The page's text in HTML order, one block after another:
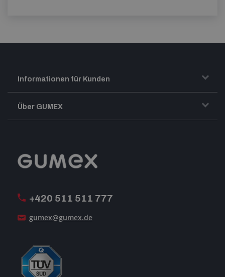
+420 511 511 777
gumex@gumex.de
Informationen für Kunden
Transport und Warenversand
Reklamation
Über GUMEX
GUMEX stellt sich vor